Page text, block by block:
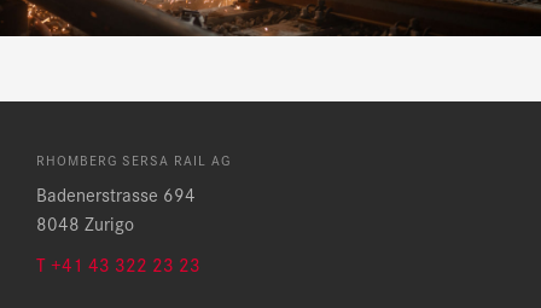
RHOMBERG SERSA RAIL AG
Badenerstrasse 694
8048 Zurigo
T +41 43 322 23 23